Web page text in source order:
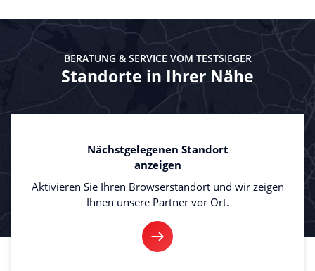
BERATUNG & SERVICE VOM TESTSIEGER
Standorte in Ihrer Nähe
Nächstgelegenen Standort
anzeigen
Aktivieren Sie Ihren Browserstandort und wir zeigen
Ihnen unsere Partner vor Ort.